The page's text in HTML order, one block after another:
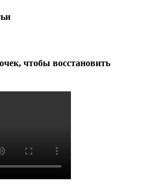
чтобы восстановить